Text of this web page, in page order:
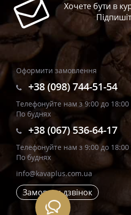
Хочете бути в
Оформити замовлення
+38 (098) 744-51-54
Телефонуйте нам з 9:00 до 18:00
По буднях
+38 (067) 536-64-17
Телефонуйте нам з 9:00 до 18:00
По буднях
info@kavaplus.com.ua
Замовити дзвінок